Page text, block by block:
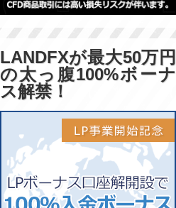
LANDFXが最大50万円
の太っ腹100%ボーナ
ス解禁！